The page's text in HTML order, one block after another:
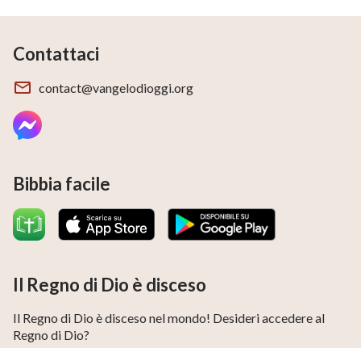
Contattaci
contact@vangelodioggi.org
Bibbia facile
Il Regno di Dio è disceso
Il Regno di Dio è disceso nel mondo! Desideri accedere al
Regno di Dio?